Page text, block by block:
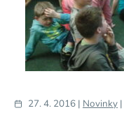
27. 4. 2016 | Novinky |